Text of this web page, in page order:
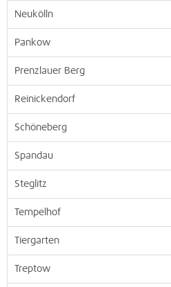
Neukölln
Pankow
Prenzlauer Berg
Reinickendorf
Schöneberg
Spandau
Steglitz
Tempelhof
Tiergarten
Treptow